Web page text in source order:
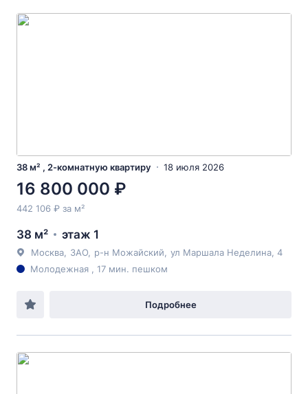
38 м² , 2-комнатную квартиру 18 июля 2026
16 800 000 ₽
442 106 ₽ за м²
38 м² этаж 1
Москва ЗАО р-н Можайский ул Маршала Неделина , 4
Молодежная , 17 мин. пешком
Подробнее